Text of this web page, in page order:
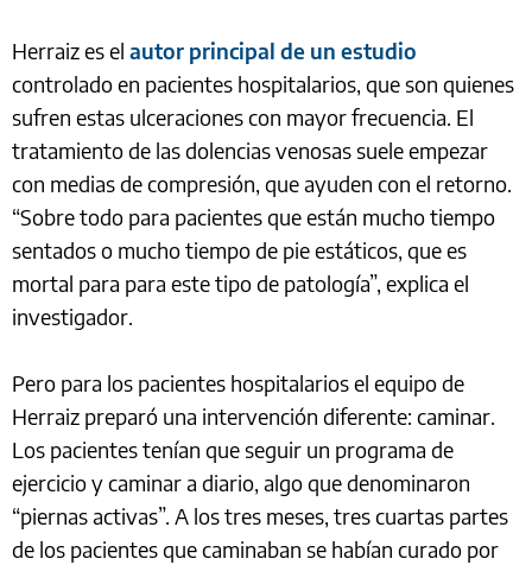
Herraiz es el autor principal de un estudio
controlado en pacientes hospitalarios, que son quienes
sufren estas ulceraciones con mayor frecuencia. El
tratamiento de las dolencias venosas suele empezar
con medias de compresión, que ayuden con el retorno.
“Sobre todo para pacientes que están mucho tiempo
sentados o mucho tiempo de pie estáticos, que es
mortal para para este tipo de patología”, explica el
investigador.
Pero para los pacientes hospitalarios el equipo de
Herraiz preparó una intervención diferente: caminar.
Los pacientes tenían que seguir un programa de
ejercicio y caminar a diario, algo que denominaron
“piernas activas”. A los tres meses, tres cuartas partes
de los pacientes que caminaban se habían curado por